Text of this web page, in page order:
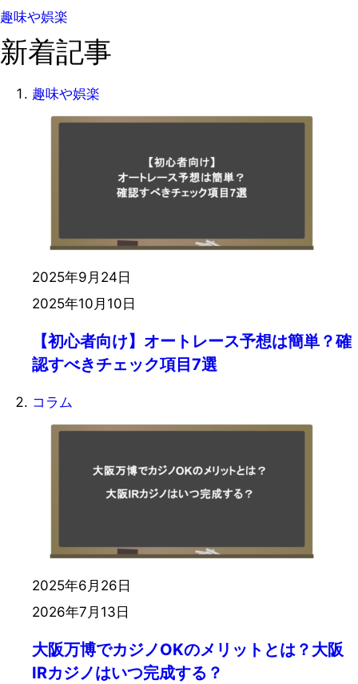
趣味や娯楽
新着記事
趣味や娯楽
2025年9月24日
2025年10月10日
【初心者向け】オートレース予想は簡単？確
認すべきチェック項目7選
コラム
2025年6月26日
2026年7月13日
大阪万博でカジノOKのメリットとは？大阪
IRカジノはいつ完成する？